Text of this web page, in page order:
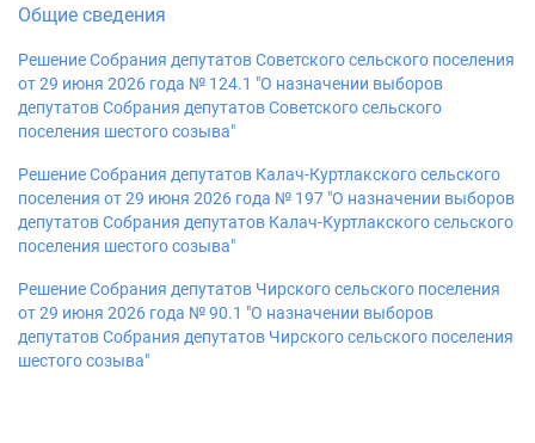
Общие сведения
Решение Собрания депутатов Советского сельского поселения
от 29 июня 2026 года № 124.1 "О назначении выборов
депутатов Собрания депутатов Советского сельского
поселения шестого созыва"
Решение Собрания депутатов Калач-Куртлакского сельского
поселения от 29 июня 2026 года № 197 "О назначении выборов
депутатов Собрания депутатов Калач-Куртлакского сельского
поселения шестого созыва"
Решение Собрания депутатов Чирского сельского поселения
от 29 июня 2026 года № 90.1 "О назначении выборов
депутатов Собрания депутатов Чирского сельского поселения
шестого созыва"